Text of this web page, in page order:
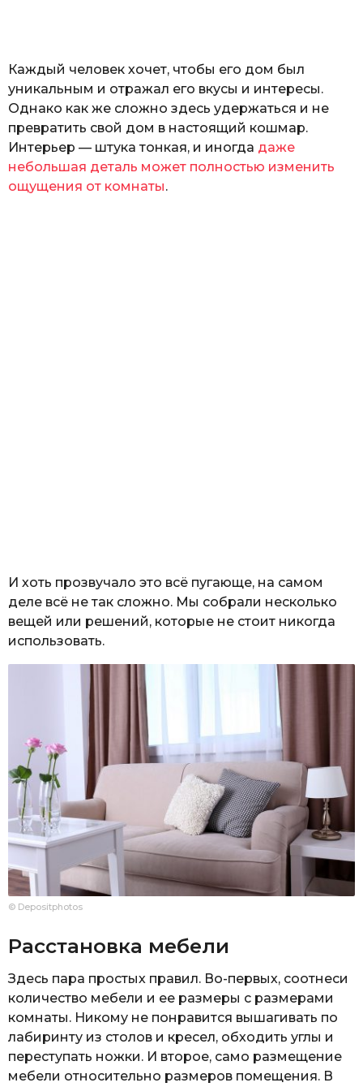
Каждый человек хочет, чтобы его дом был
уникальным и отражал его вкусы и интересы.
Однако как же сложно здесь удержаться и не
превратить свой дом в настоящий кошмар.
Интерьер — штука тонкая, и иногда даже
небольшая деталь может полностью изменить
ощущения от комнаты.
И хоть прозвучало это всё пугающе, на самом
деле всё не так сложно. Мы собрали несколько
вещей или решений, которые не стоит никогда
использовать.
© Depositphotos
Расстановка мебели
Здесь пара простых правил. Во-первых, соотнеси
количество мебели и ее размеры с размерами
комнаты. Никому не понравится вышагивать по
лабиринту из столов и кресел, обходить углы и
переступать ножки. И второе, само размещение
мебели относительно размеров помещения. В